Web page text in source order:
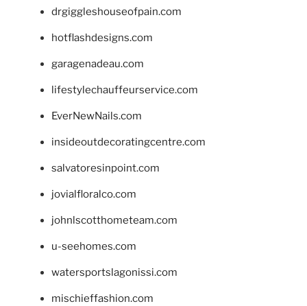
drgiggleshouseofpain.com
hotflashdesigns.com
garagenadeau.com
lifestylechauffeurservice.com
EverNewNails.com
insideoutdecoratingcentre.com
salvatoresinpoint.com
jovialfloralco.com
johnlscotthometeam.com
u-seehomes.com
watersportslagonissi.com
mischieffashion.com